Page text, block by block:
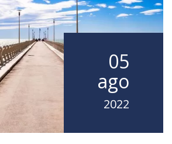
05
ago
2022